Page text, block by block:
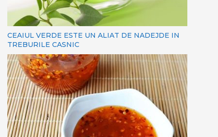
CEAIUL VERDE ESTE UN ALIAT DE NADEJDE IN
TREBURILE CASNIC